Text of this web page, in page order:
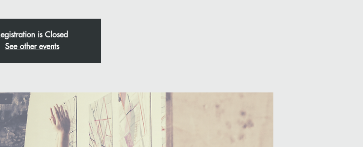
is Closed
See other events